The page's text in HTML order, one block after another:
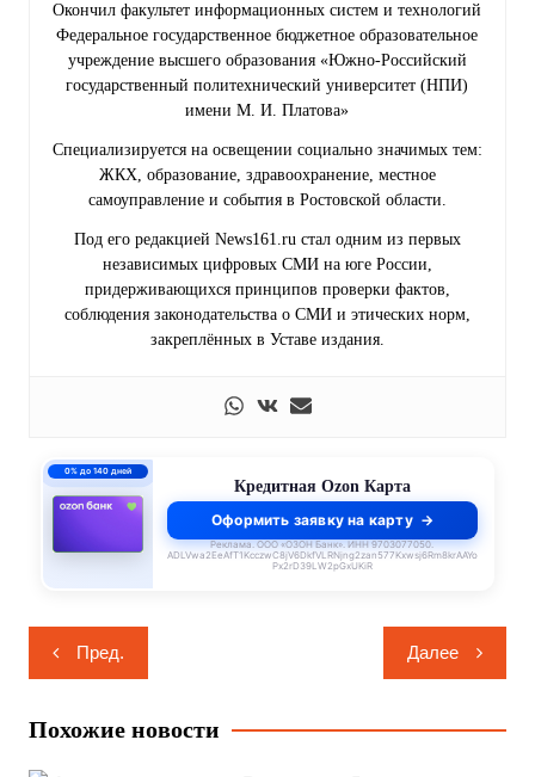
Окончил факультет информационных систем и технологий
Федеральное государственное бюджетное образовательное
учреждение высшего образования «Южно-Российский
государственный политехнический университет (НПИ)
имени М. И. Платова»
Специализируется на освещении социально значимых тем:
ЖКХ, образование, здравоохранение, местное
самоуправление и события в Ростовской области.
Под его редакцией News161.ru стал одним из первых
независимых цифровых СМИ на юге России,
придерживающихся принципов проверки фактов,
соблюдения законодательства о СМИ и этических норм,
закреплённых в Уставе издания.
0% до 140 дней
Кредитная Ozon Карта
Оформить заявку на карту
Реклама. ООО «ОЗОН Банк». ИНН 9703077050.
ADLVwa2EeAfT1KcczwC8jV6DkfVLRNjng2zan577Kxwsj6Rm8krAAYo
Px2rD39LW2pGxUKiR
Навигация
по
записям
Пред. Далее
Похожие новости